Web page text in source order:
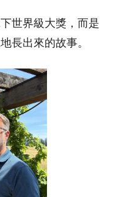
世界級大獎，而是
長出來的故事。